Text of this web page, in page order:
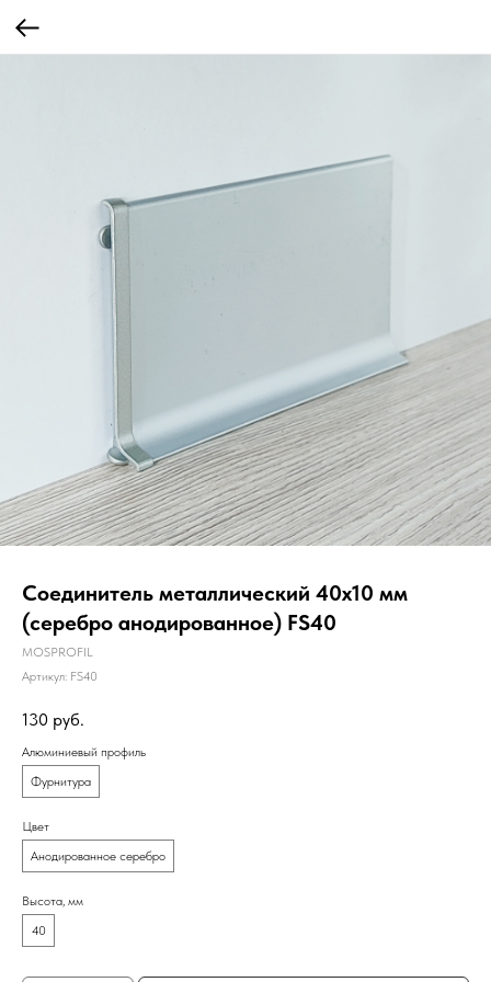
Соединитель металлический 40х10 мм
(серебро анодированное) FS40
MOSPROFIL
Артикул: FS40
130 руб.
Алюминиевый профиль
Фурнитура
Цвет
Анодированное серебро
Высота, мм
40